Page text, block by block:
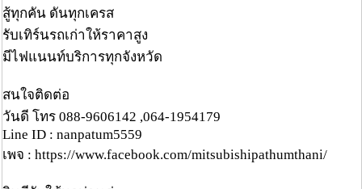
สู้ทุกคัน ดันทุกเครส
รับเทิร์นรถเก่าให้ราคาสูง
มีไฟแนนท์บริการทุกจังหวัด
สนใจติดต่อ
วันดี โทร 088-9606142 ,064-1954179
Line ID : nanpatum5559
เพจ : https://www.facebook.com/mitsubishipathumthani/